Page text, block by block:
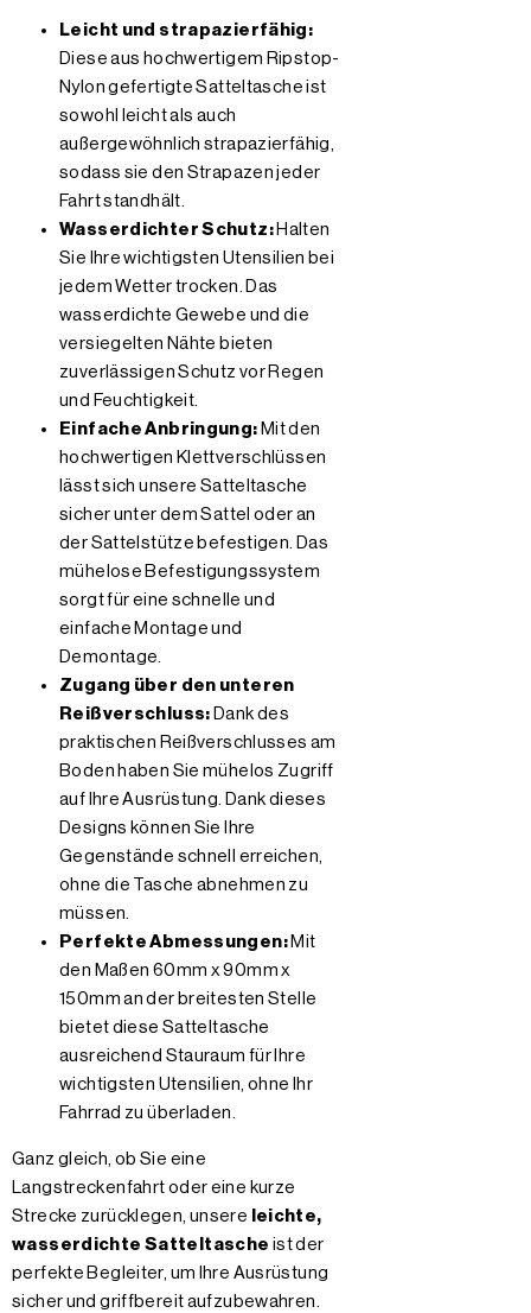
Leicht und strapazierfähig:
Diese aus hochwertigem Ripstop-
Nylon gefertigte Satteltasche ist
sowohl leicht als auch
außergewöhnlich strapazierfähig,
sodass sie den Strapazen jeder
Fahrt standhält.
Wasserdichter Schutz:Halten
Sie Ihre wichtigsten Utensilien bei
jedem Wetter trocken. Das
wasserdichte Gewebe und die
versiegelten Nähte bieten
zuverlässigen Schutz vor Regen
und Feuchtigkeit.
Einfache Anbringung: Mit den
hochwertigen Klettverschlüssen
lässt sich unsere Satteltasche
sicher unter dem Sattel oder an
der Sattelstütze befestigen. Das
mühelose Befestigungssystem
sorgt für eine schnelle und
einfache Montage und
Demontage.
Zugang über den unteren
Reißverschluss: Dank des
praktischen Reißverschlusses am
Boden haben Sie mühelos Zugriff
auf Ihre Ausrüstung. Dank dieses
Designs können Sie Ihre
Gegenstände schnell erreichen,
ohne die Tasche abnehmen zu
müssen.
Perfekte Abmessungen:Mit
den Maßen 60mm x 90mm x
150mm an der breitesten Stelle
bietet diese Satteltasche
ausreichend Stauraum für Ihre
wichtigsten Utensilien, ohne Ihr
Fahrrad zu überladen.
Ganz gleich, ob Sie eine
Langstreckenfahrt oder eine kurze
Strecke zurücklegen, unsere leichte,
wasserdichte Satteltasche ist der
perfekte Begleiter, um Ihre Ausrüstung
sicher und griffbereit aufzubewahren.